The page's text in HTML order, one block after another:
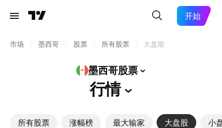
开始
市场 墨西哥 股票 所有股票 大盘股
墨西哥股票
行情
所有股票 涨幅榜 最大输家 大盘股 小